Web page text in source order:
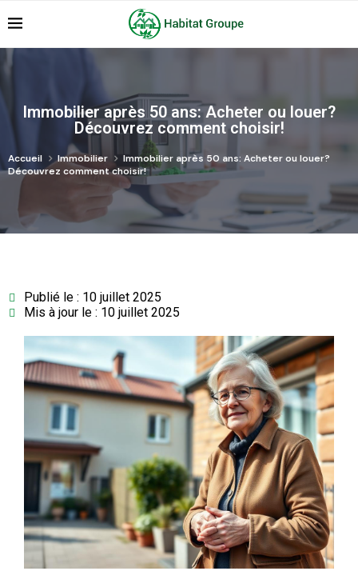
Immobilier après 50 ans: Acheter ou louer?
Découvrez comment choisir!
Accueil Immobilier
Immobilier après 50 ans: Acheter ou louer?
Découvrez comment choisir!
Publié le : 10 juillet 2025
Mis à jour le : 10 juillet 2025